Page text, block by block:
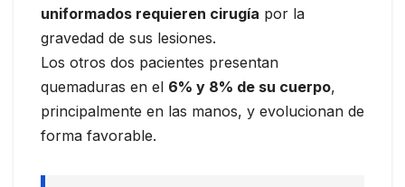
uniformados requieren cirugía por la
gravedad de sus lesiones.
Los otros dos pacientes presentan
quemaduras en el 6% y 8% de su cuerpo,
principalmente en las manos, y evolucionan de
forma favorable.